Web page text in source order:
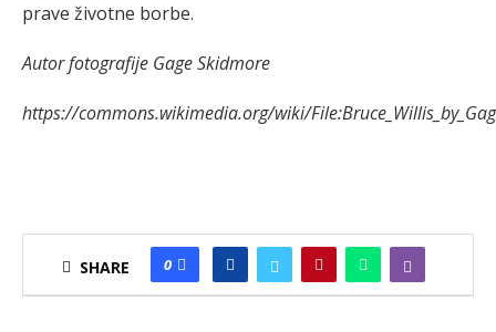
prave životne borbe.
Autor fotografije Gage Skidmore
https://commons.wikimedia.org/wiki/
SHARE 0